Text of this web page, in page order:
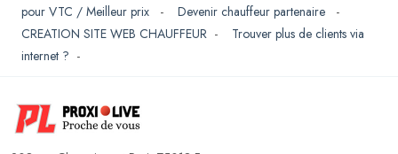
pour VTC / Meilleur prix
- Devenir chauffeur partenaire
-
CREATION SITE WEB CHAUFFEUR - Trouver plus de clients via
internet ? -